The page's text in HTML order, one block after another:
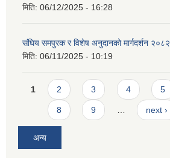
मिति: 06/12/2025 - 16:28
संघिय समपुरक र विशेष अनुदानको मार्गदर्शन २०८२
मिति: 06/11/2025 - 10:19
Pages
1 2 3 4 5
8 9 next ›
अन्य